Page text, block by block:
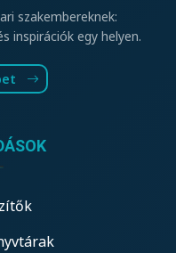
szakembereknek:
inspirációk egy helyen.